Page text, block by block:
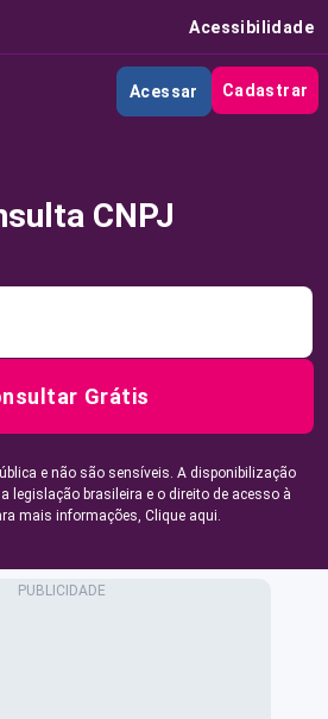
Acessibilidade
Acessar Cadastrar
CNPJ
Grátis
e não são sensíveis. A disponibilização
legislação brasileira e o direito de acesso à
mais informações, Clique aqui.